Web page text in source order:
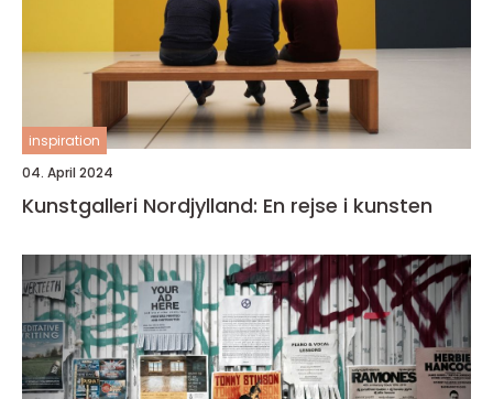
inspiration
04. April 2024
Kunstgalleri Nordjylland: En rejse i kunsten